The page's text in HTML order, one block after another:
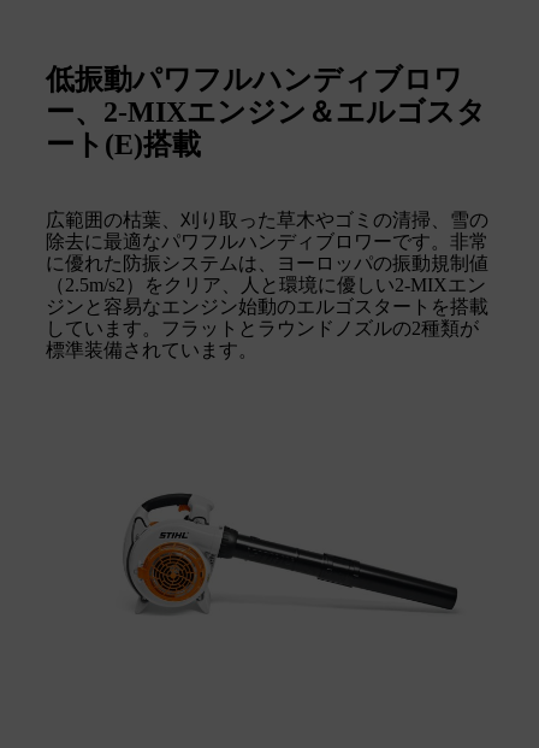
低振動パワフルハンディブロワ
ー、2-MIXエンジン＆エルゴスタ
ート(E)搭載
広範囲の枯葉、刈り取った草木やゴミの清掃、雪の
除去に最適なパワフルハンディブロワーです。非常
に優れた防振システムは、ヨーロッパの振動規制値
（2.5m/s2）をクリア、人と環境に優しい2-MIXエン
ジンと容易なエンジン始動のエルゴスタートを搭載
しています。フラットとラウンドノズルの2種類が
標準装備されています。